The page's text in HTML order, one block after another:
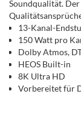
Soundqualität.
13-Kanal-
150 Watt pro
Dolby Atmos,
HEOS Built-in
8K Ultra HD
Vorbereitet für